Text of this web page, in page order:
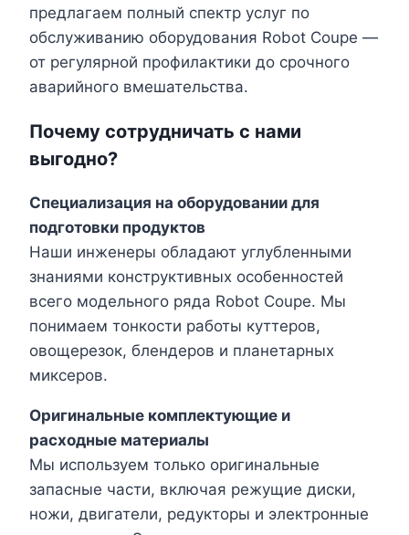
предлагаем полный спектр услуг по
обслуживанию оборудования Robot Coupe —
от регулярной профилактики до срочного
аварийного вмешательства.
Почему сотрудничать с нами
выгодно?
Специализация на оборудовании для
подготовки продуктов
Наши инженеры обладают углубленными
знаниями конструктивных особенностей
всего модельного ряда Robot Coupe. Мы
понимаем тонкости работы куттеров,
овощерезок, блендеров и планетарных
миксеров.
Оригинальные комплектующие и
расходные материалы
Мы используем только оригинальные
запасные части, включая режущие диски,
ножи, двигатели, редукторы и электронные